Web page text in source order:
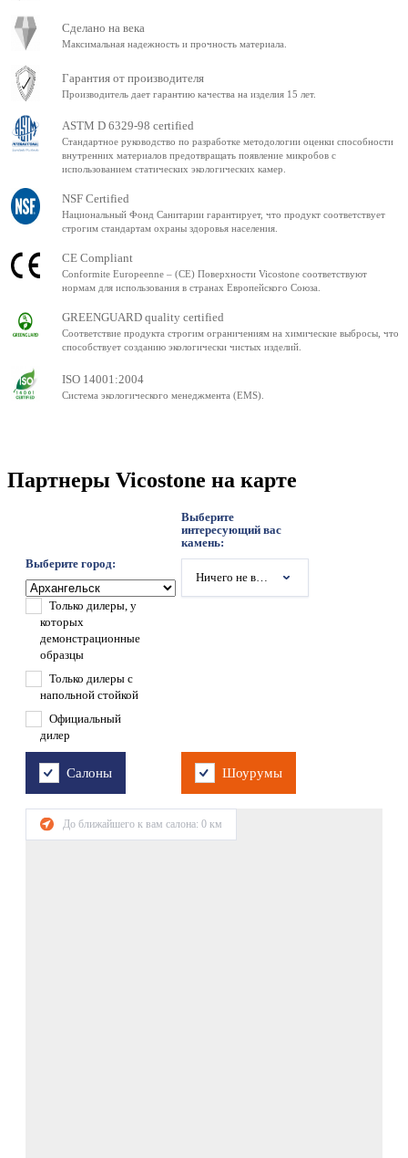
Сделано на века
Максимальная надежность и прочность материала.
Гарантия от производителя
Производитель дает гарантию качества на изделия 15 лет.
ASTM D 6329-98 certified
Стандартное руководство по разработке методологии оценки способности
внутренних материалов предотвращать появление микробов с
использованием статических экологических камер.
NSF Certified
Национальный Фонд Санитарии гарантирует, что продукт соответствует
строгим стандартам охраны здоровья населения.
CE Compliant
Conformite Europeenne – (CE) Поверхности Vicostone соответствуют
нормам для использования в странах Европейского Союза.
GREENGUARD quality certified
Соответствие продукта строгим ограничениям на химические выбросы, что
способствует созданию экологически чистых изделий.
ISO 14001:2004
Система экологического менеджмента (EMS).
Партнеры Vicostone на карте
Выберите город:
Выберите
интересующий вас
камень:
Ничего не выбрано
Только дилеры, у
которых
демонстрационные
образцы
Только дилеры с
напольной стойкой
Официальный
дилер
Салоны Шоурумы
До ближайшего к вам салона: 0 км